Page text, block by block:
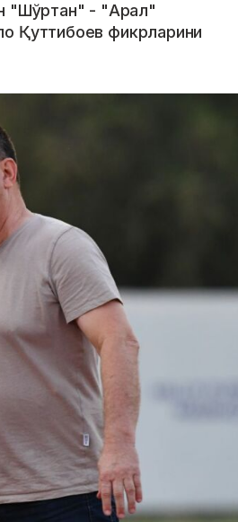
"Шўртан" - "Арал"
Қуттибоев фикрларини